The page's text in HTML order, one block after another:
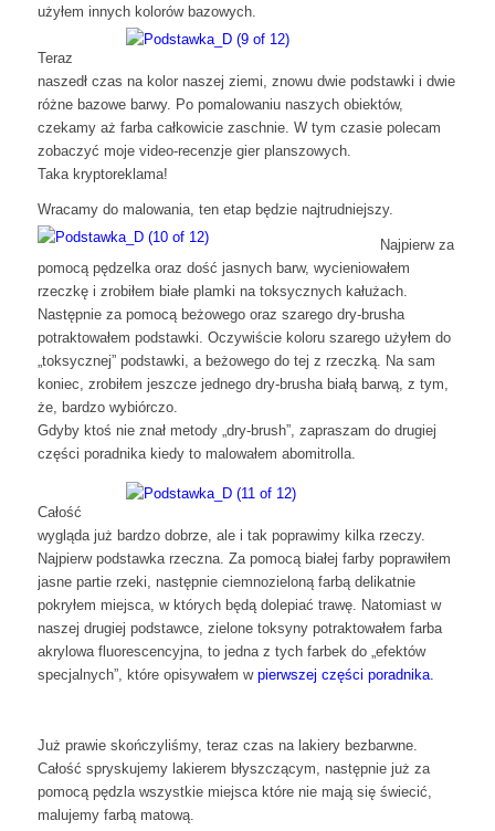
użyłem innych kolorów bazowych.
Teraz
naszedł czas na kolor naszej ziemi, znowu dwie podstawki i dwie
różne bazowe barwy. Po pomalowaniu naszych obiektów,
czekamy aż farba całkowicie zaschnie. W tym czasie polecam
zobaczyć moje video-recenzje gier planszowych.
Taka kryptoreklama!
Wracamy do malowania, ten etap będzie najtrudniejszy.
Najpierw za
pomocą pędzelka oraz dość jasnych barw, wycieniowałem
rzeczkę i zrobiłem białe plamki na toksycznych kałużach.
Następnie za pomocą beżowego oraz szarego dry-brusha
potraktowałem podstawki. Oczywiście koloru szarego użyłem do
„toksycznej” podstawki, a beżowego do tej z rzeczką. Na sam
koniec, zrobiłem jeszcze jednego dry-brusha białą barwą, z tym,
że, bardzo wybiórczo.
Gdyby ktoś nie znał metody „dry-brush”, zapraszam do drugiej
części poradnika kiedy to malowałem abomitrolla.
Całość
wygląda już bardzo dobrze, ale i tak poprawimy kilka rzeczy.
Najpierw podstawka rzeczna. Za pomocą białej farby poprawiłem
jasne partie rzeki, następnie ciemnozieloną farbą delikatnie
pokryłem miejsca, w których będą dolepiać trawę. Natomiast w
naszej drugiej podstawce, zielone toksyny potraktowałem farba
akrylowa fluorescencyjna, to jedna z tych farbek do „efektów
specjalnych”, które opisywałem wpierwszej części poradnika.
Już prawie skończyliśmy, teraz czas na lakiery bezbarwne.
Całość spryskujemy lakierem błyszczącym, następnie już za
pomocą pędzla wszystkie miejsca które nie mają się świecić,
malujemy farbą matową.